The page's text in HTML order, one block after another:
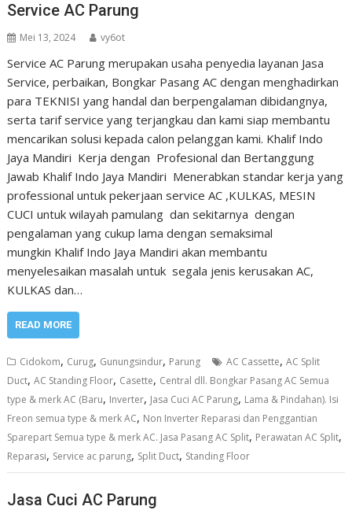
Service AC Parung
Mei 13, 2024 vy6ot
Service AC Parung merupakan usaha penyedia layanan Jasa
Service, perbaikan, Bongkar Pasang AC dengan menghadirkan
para TEKNISI yang handal dan berpengalaman dibidangnya,
serta tarif service yang terjangkau dan kami siap membantu
mencarikan solusi kepada calon pelanggan kami. Khalif Indo
Jaya Mandiri Kerja dengan Profesional dan Bertanggung
Jawab Khalif Indo Jaya Mandiri Menerabkan standar kerja yang
professional untuk pekerjaan service AC ,KULKAS, MESIN
CUCI untuk wilayah pamulang dan sekitarnya dengan
pengalaman yang cukup lama dengan semaksimal
mungkin Khalif Indo Jaya Mandiri akan membantu
menyelesaikan masalah untuk segala jenis kerusakan AC,
KULKAS dan…
READ MORE
Cidokom, Curug, Gunungsindur, Parung AC Cassette,AC Split
Duct,AC Standing Floor, Casette, Central dll. Bongkar Pasang AC Semua
type & merk AC (Baru, Inverter, Jasa Cuci AC Parung, Lama & Pindahan). Isi
Freon semua type & merk AC, Non Inverter Reparasi dan Penggantian
Sparepart Semua type & merk AC. Jasa Pasang AC Split, Perawatan AC Split,
Reparasi, Service ac parung, Split Duct, Standing Floor
Jasa Cuci AC Parung